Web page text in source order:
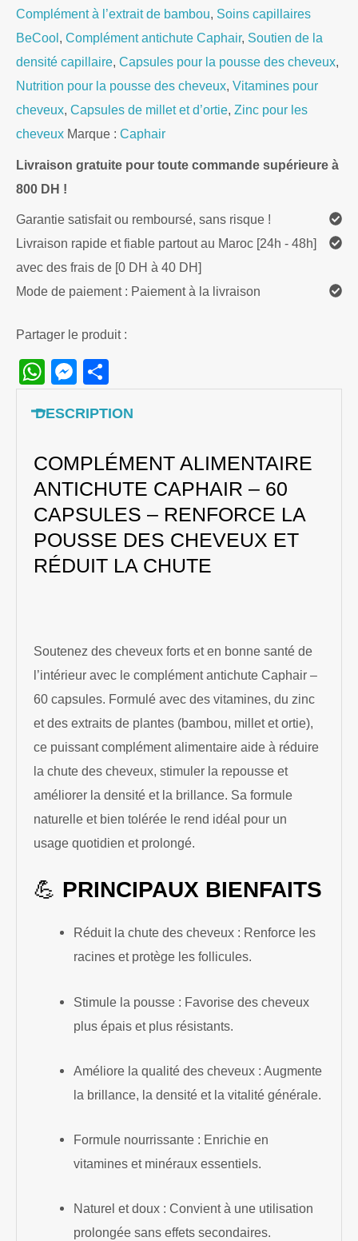
Complément à l’extrait de bambou, Soins capillaires
BeCool , Complément antichute Caphair, Soutien de la
densité capillaire, Capsules pour la pousse des cheveux,
Nutrition pour la pousse des cheveux, Vitamines pour
cheveux, Capsules de millet et d’ortie, Zinc pour les
cheveux Marque : Caphair
Livraison gratuite pour toute commande supérieure à
800 DH !
Garantie satisfait ou remboursé, sans risque !
Livraison rapide et fiable partout au Maroc [24h - 48h]
avec des frais de [0 DH à 40 DH]
Mode de paiement : Paiement à la livraison
Partager le produit :
WhatsApp
Messenger
DESCRIPTION
COMPLÉMENT ALIMENTAIRE
ANTICHUTE CAPHAIR – 60
CAPSULES – RENFORCE LA
POUSSE DES CHEVEUX ET
RÉDUIT LA CHUTE
Soutenez des cheveux forts et en bonne santé de
l’intérieur avec le complément antichute Caphair –
60 capsules. Formulé avec des vitamines, du zinc
et des extraits de plantes (bambou, millet et ortie),
ce puissant complément alimentaire aide à réduire
la chute des cheveux, stimuler la repousse et
améliorer la densité et la brillance. Sa formule
naturelle et bien tolérée le rend idéal pour un
usage quotidien et prolongé.
💪 PRINCIPAUX BIENFAITS
Réduit la chute des cheveux : Renforce les
racines et protège les follicules.
Stimule la pousse : Favorise des cheveux
plus épais et plus résistants.
Améliore la qualité des cheveux : Augmente
la brillance, la densité et la vitalité générale.
Formule nourrissante : Enrichie en
vitamines et minéraux essentiels.
Naturel et doux : Convient à une utilisation
prolongée sans effets secondaires.